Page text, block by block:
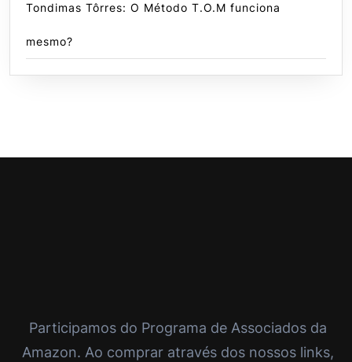
Tondimas Tôrres: O Método T.O.M funciona
mesmo?
Participamos do Programa de Associados da
Amazon. Ao comprar através dos nossos links,